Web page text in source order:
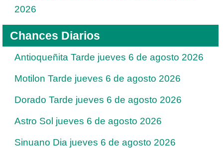
2026
Chances Diarios
Antioqueñita Tarde jueves 6 de agosto 2026
Motilon Tarde jueves 6 de agosto 2026
Dorado Tarde jueves 6 de agosto 2026
Astro Sol jueves 6 de agosto 2026
Sinuano Dia jueves 6 de agosto 2026